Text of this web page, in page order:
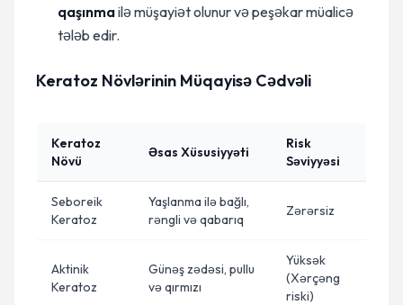
qaşınmailə müşayiət olunur və peşəkar müalicə
tələb edir.
Keratoz Növlərinin Müqayisə Cədvəli
Keratoz
Növü
Əsas Xüsusiyyəti
Risk
Səviyyəsi
Seboreik
Keratoz
Yaşlanma ilə bağlı,
rəngli və qabarıq
Zərərsiz
Aktinik
Keratoz
Günəş zədəsi, pullu
və qırmızı
Yüksək
(Xərçəng
riski)